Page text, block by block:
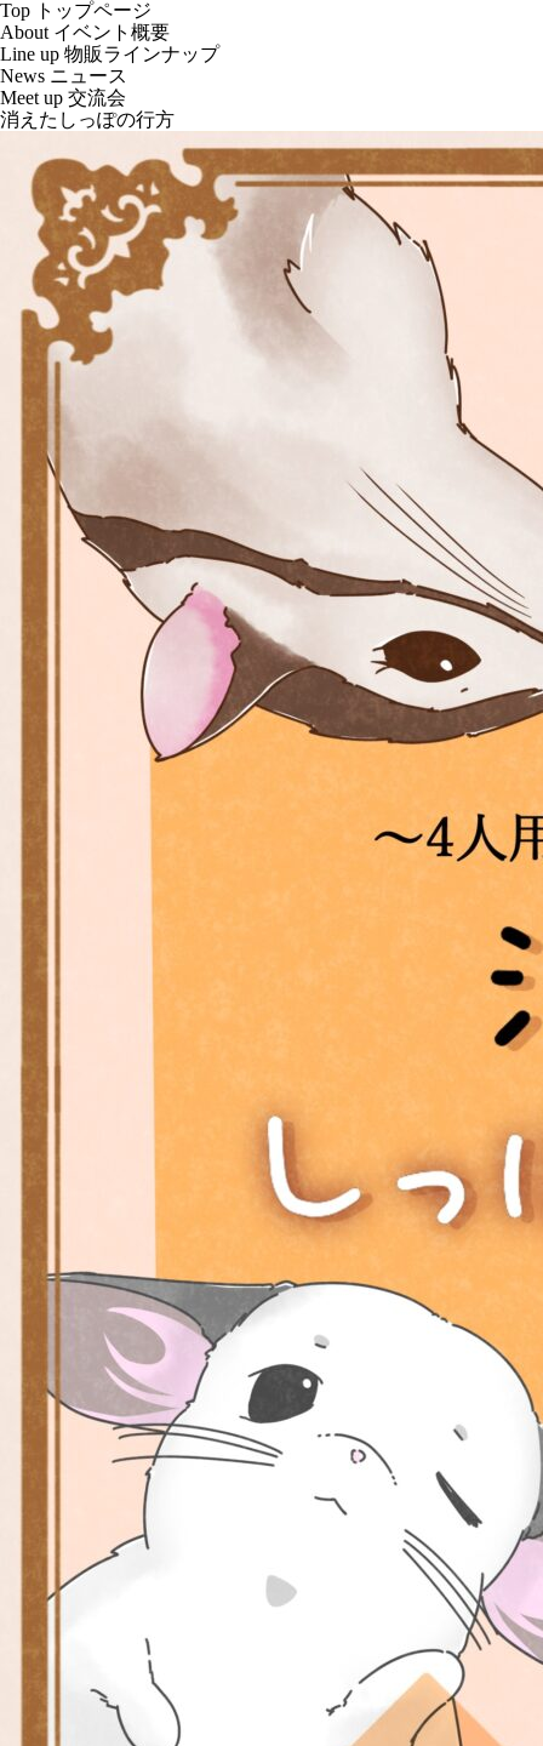
Top トップページ
About イベント概要
Line up 物販ラインナップ
News ニュース
Meet up 交流会
消えたしっぽの行方